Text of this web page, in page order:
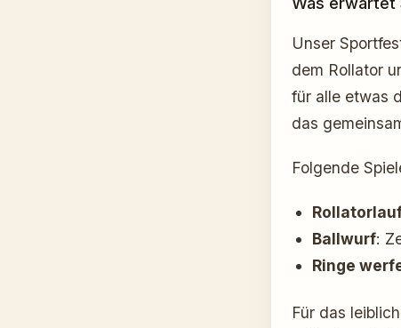
Unser
dem Rollator
für alle etwas
das
Folgende
Ballwurf:
Ringe
Für das